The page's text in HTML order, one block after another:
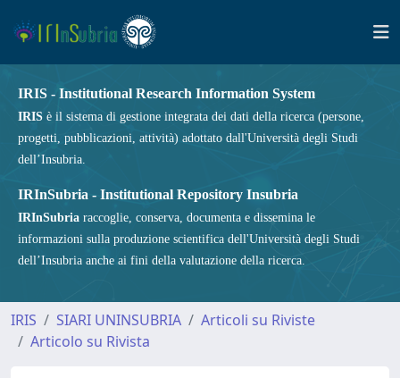
IRIS - Institutional Research Information System
IRIS è il sistema di gestione integrata dei dati della ricerca (persone,
progetti, pubblicazioni, attività) adottato dall'Università degli Studi
dell’Insubria.
IRInSubria - Institutional Repository Insubria
IRInSubria raccoglie, conserva, documenta e dissemina le
informazioni sulla produzione scientifica dell'Università degli Studi
dell’Insubria anche ai fini della valutazione della ricerca.
IRIS SIARI UNINSUBRIA
Articoli su Riviste
Articolo su Rivista